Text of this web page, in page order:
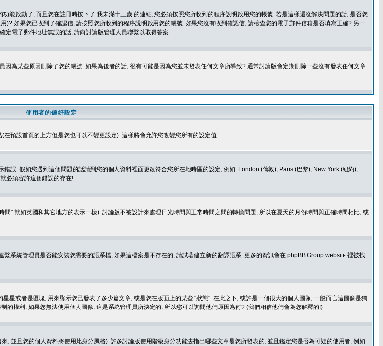
能啟動了, 而且您在註冊時按下了 我未滿十三歲 的連結, 您必須按照您所收到的程序說明啟用您的帳號. 若是這樣還沒解決問題的話, 是否您
如果您已收到了確認信, 請按照您所收到的程序說明啟用您的帳號. 如果您沒有收到確認信, 請檢查您的電子郵件信箱是否填寫正確? 另一
定電子郵件地址無誤的話, 請向討論版管理人員聯繫以取得答案.
為某些原因刪除了您的帳號. 如果為後者的話, 很有可能是因為您並未發表任何文章所導致? 通常討論版會定期刪除一些沒有發表任何文章
使用者的偏好設定
(在預設首頁的上方但是您也可以不變更設定). 這樣將會允許您改變您所有的設定值
誤. 假如您遇到這個問題的話請到您的個人資料裡面更改符合您所在地時區的設定, 例如: London (倫敦), Paris (巴黎), New York (紐約),
必須容許這個錯誤的存在!
" 就如英國和其它地方的表示一樣). 討論版不被設計來處理日光時間與正常時間之間的轉換問題, 所以在夏天的月份時間與正確時間相比, 或
系統管理員是否能安裝您需要的語系檔, 如果這檔案是不存在的, 請試著建立新的翻譯語系. 更多的資訊會在 phpBB Group website 裡被找
星或者是區塊, 用來顯示您已發表了多少篇文章, 或是您在版面上的某些 "狀態". 在此之下, 或許是一個很大的個人圖像, 一般而言這圖像是獨
權利. 如果您無法使用個人圖像, 這是系統管理員所決定的, 所以您可以詢間他們原因為何? (我們相信他們會為您解釋的!)
並且您的個人資料將使用此身分風格). 許多討論版使用階級身分功能去指出哪些文章是您所發表的, 並且鑑定您是否為可疑的使用者, 例如: